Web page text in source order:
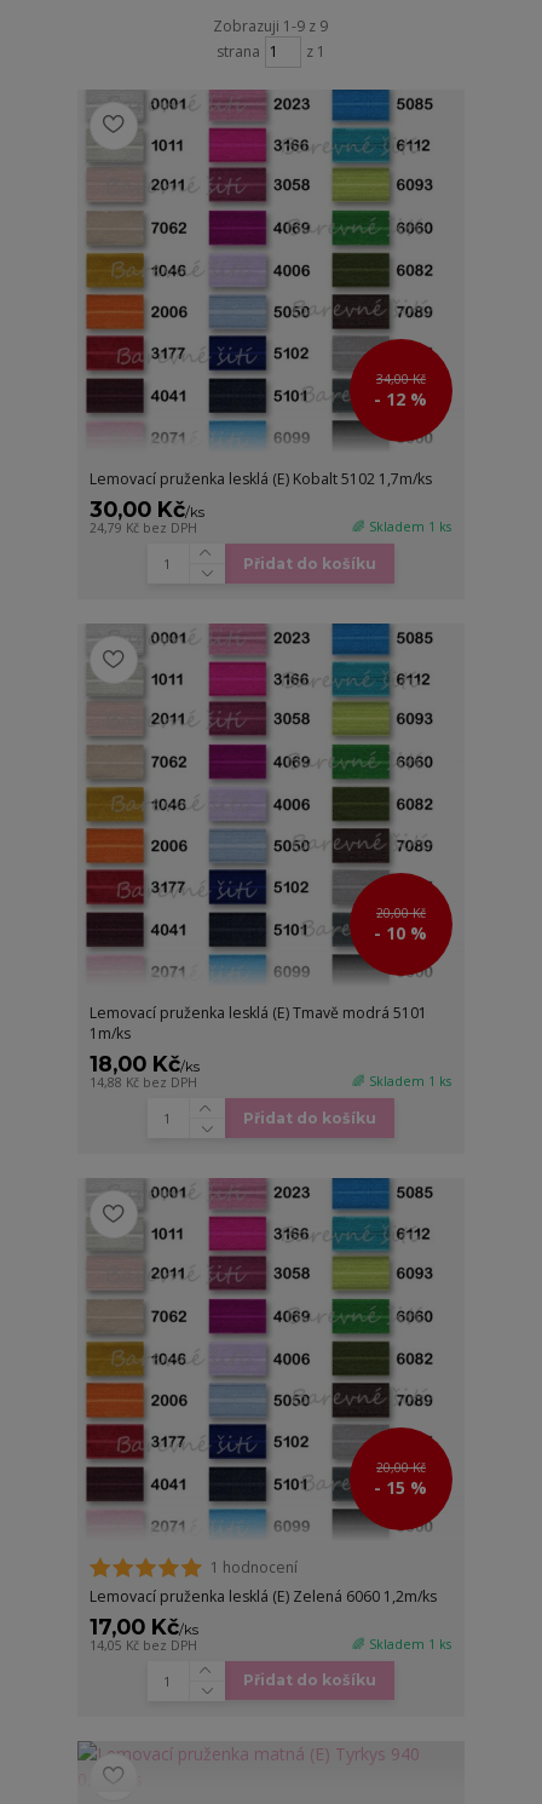
Zobrazuji 1-9 z 9
strana
z 1
34,00 Kč
- 12 %
Lemovací pruženka lesklá (E) Kobalt 5102 1,7m/ks
30,00 Kč/ks
24,79 Kč bez DPH 🌈 Skladem 1 ks
Přidat do košíku
20,00 Kč
- 10 %
Lemovací pruženka lesklá (E) Tmavě modrá 5101
1m/ks
18,00 Kč/ks
14,88 Kč bez DPH 🌈 Skladem 1 ks
Přidat do košíku
20,00 Kč
- 15 %
1 hodnocení
Lemovací pruženka lesklá (E) Zelená 6060 1,2m/ks
17,00 Kč/ks
14,05 Kč bez DPH 🌈 Skladem 1 ks
Přidat do košíku